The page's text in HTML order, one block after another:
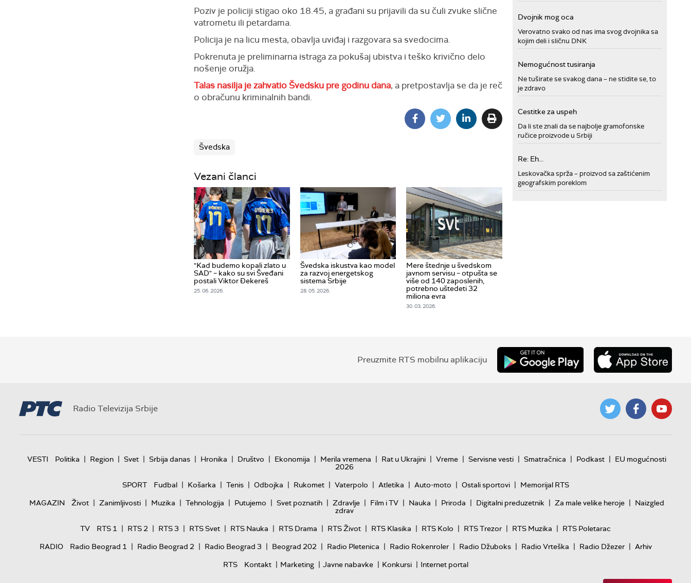
Poziv je policiji stigao oko 18.45, a građani su prijavili da su čuli zvuke slične
vatrometu ili petardama.
Policija je na licu mesta, obavlja uviđaj i razgovara sa svedocima.
Pokrenuta je preliminarna istraga za pokušaj ubistva i teško krivično delo
nošenje oružja.
Talas nasilja je zahvatio Švedsku pre godinu dana, a pretpostavlja se da je reč
o obračunu kriminalnih bandi.
Švedska
Vezani članci
"Kad budemo kopali zlato u
SAD" – kako su svi Šveđani
postali Viktor Đekereš
25. 06. 2026.
Švedska iskustva kao model
za razvoj energetskog
sistema Srbije
28. 05. 2026.
Mere štednje u švedskom
javnom servisu – otpušta se
više od 140 zaposlenih,
potrebno uštedeti 32
miliona evra
30. 03. 2026.
Dvojnik mog oca
Verovatno svako od nas ima svog dvojnika sa
kojim deli i sličnu DNK
Nemogućnost tusiranja
Ne tuširate se svakog dana – ne stidite se, to
je zdravo
Cestitke za uspeh
Da li ste znali da se najbolje gramofonske
ručice proizvode u Srbiji
Re: Eh...
Leskovačka sprža – proizvod sa zaštićenim
geografskim poreklom
Preuzmite RTS mobilnu aplikaciju
Radio Televizija Srbije
VESTI Politika | Region | Svet | Srbija danas | Hronika | Društvo | Ekonomija | Merila vremena | Rat u Ukrajini | Vreme | Servisne vesti | Smatračnica | Podkast | EU mogućnosti
2026
SPORT
Fudbal | Košarka | Tenis | Odbojka | Rukomet | Vaterpolo | Atletika | Auto-moto | Ostali sportovi | Memorijal RTS
MAGAZIN
Život | Zanimljivosti | Muzika | Tehnologija | Putujemo | Svet poznatih | Zdravlje | Film i TV | Nauka | Priroda | Digitalni preduzetnik | Za male velike heroje | Naizgled
zdrav
TV
RTS 1 | RTS 2 | RTS 3 | RTS Svet | RTS Nauka | RTS Drama | RTS Život | RTS Klasika | RTS Kolo | RTS Trezor | RTS Muzika | RTS Poletarac
RADIO
Radio Beograd 1 | Radio Beograd 2 | Radio Beograd 3 | Beograd 202 | Radio Pletenica | Radio Rokenroler | Radio Džuboks | Radio Vrteška | Radio Džezer | Arhiv
RTS
Kontakt | Marketing | Javne nabavke | Konkursi | Internet portal